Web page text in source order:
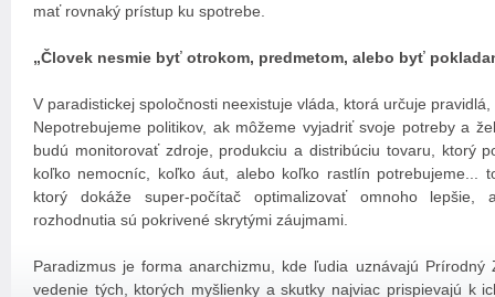
mať rovnaký prístup ku spotrebe.
„Človek nesmie byť otrokom, predmetom, alebo byť
V paradistickej spoločnosti neexistuje vláda, ktorá určuje
Nepotrebujeme politikov, ak môžeme vyjadriť svoje potreby a
budú monitorovať zdroje, produkciu a distribúciu tovaru, ktorý
koľko nemocníc, koľko áut, alebo koľko rastlín potrebujeme...
ktorý dokáže super-počítač optimalizovať omnoho lepšie,
rozhodnutia sú pokrivené skrytými záujmami.
Paradizmus je forma anarchizmu, kde ľudia uznávajú Prírodný
vedenie tých, ktorých myšlienky a skutky najviac prispievajú k